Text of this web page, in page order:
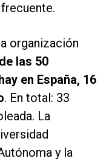
organización
de las 50
en España, 16
. En total: 33
La
y la